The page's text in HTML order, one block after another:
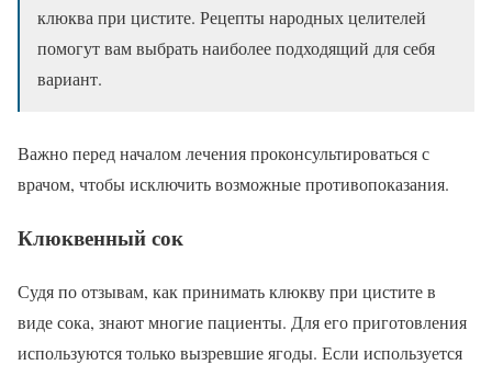
клюква при цистите. Рецепты народных целителей
помогут вам выбрать наиболее подходящий для себя
вариант.
Важно перед началом лечения проконсультироваться с
врачом, чтобы исключить возможные противопоказания.
Клюквенный сок
Судя по отзывам, как принимать клюкву при цистите в
виде сока, знают многие пациенты. Для его приготовления
используются только вызревшие ягоды. Если используется